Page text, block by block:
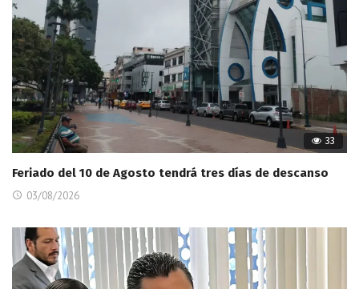
33
Feriado del 10 de Agosto tendrá tres días de descanso
03/08/2026